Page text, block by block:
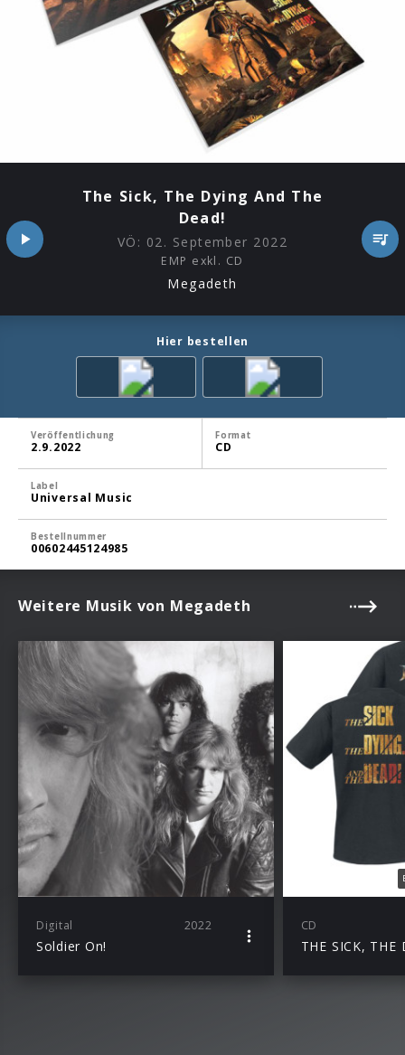
The Sick, The Dying And The
Dead!
VÖ: 02. September 2022
EMP exkl. CD
Megadeth
Hier bestellen
Veröffentlichung
2.9.2022
Format
CD
Label
Universal Music
Bestellnummer
00602445124985
Weitere Musik von Megadeth
Digital 2022
Soldier On!
CD